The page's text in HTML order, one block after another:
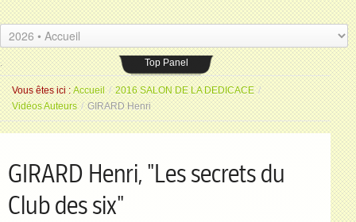
.
.
Les Amis du livre
Espace Saint-Jean
Top Panel
Vous êtes ici : Accueil / 2016 SALON DE LA DEDICACE /
Vidéos Auteurs / GIRARD Henri
GIRARD Henri, "Les secrets du
Club des six"